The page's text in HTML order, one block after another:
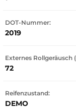
DOT-Nummer:
2019
Externes Rollgeräusch
72
Reifenzustand:
DEMO